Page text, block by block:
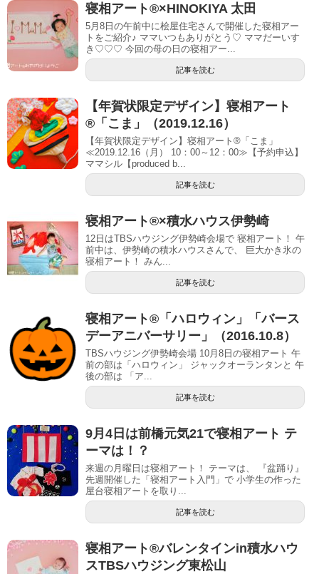
寝相アート®︎×HINOKIYA 太田
5月8日の午前中に桧屋住宅さんで開催した寝相アー
トをご紹介♪ ママいつもありがとう♡ ママだーいす
き♡♡♡ 今回の母の日の寝相アー...
記事を読む
【年賀状限定デザイン】寝相アート
®「こま」（2019.12.16）
【年賀状限定デザイン】寝相アート®「こま」
≪2019.12.16（月） 10：00～12：00≫【予約申込】
ママシル【produced b...
記事を読む
寝相アート®︎×積水ハウス伊勢崎
12日はTBSハウジング伊勢崎会場で 寝相アート！ 午
前中は、伊勢崎の積水ハウスさんで、 巨大かき氷の
寝相アート！ みん...
記事を読む
寝相アート®「ハロウィン」「バース
デーアニバーサリー」（2016.10.8）
TBSハウジング伊勢崎会場 10月8日の寝相アート 午
前の部は「ハロウィン」 ジャックオーランタンと 午
後の部は 「ア...
記事を読む
9月4日は前橋元気21で寝相アート テ
ーマは！？
​​ 来週の月曜日は寝相アート！ テーマは、 『盆踊り』
先週開催した「寝相アート入門」で 小学生の作った
屋台寝相アートを取り...
記事を読む
寝相アート®︎バレンタインin積水ハウ
スTBSハウジング東松山